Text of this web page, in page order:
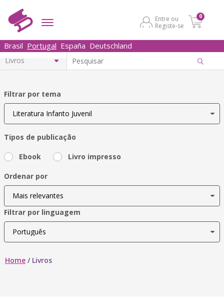
Entre ou
Registe-se
0
Brasil Portugal España Deutschland
Filtrar por tema
Tipos de publicação
Ebook Livro impresso
Ordenar por
Filtrar por linguagem
Home / Livros